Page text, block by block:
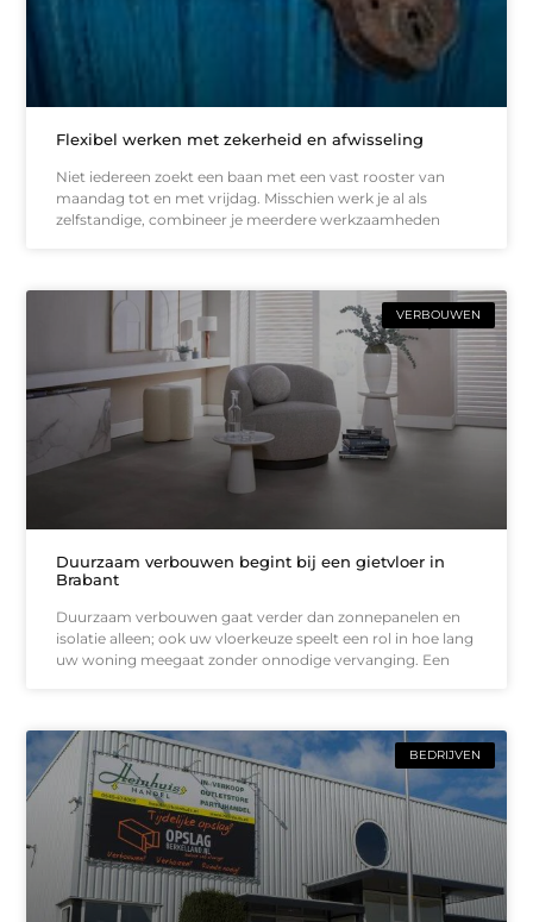
Flexibel werken met zekerheid en afwisseling
Niet iedereen zoekt een baan met een vast rooster van
maandag tot en met vrijdag. Misschien werk je al als
zelfstandige, combineer je meerdere werkzaamheden
VERBOUWEN
Duurzaam verbouwen begint bij een gietvloer in
Brabant
Duurzaam verbouwen gaat verder dan zonnepanelen en
isolatie alleen; ook uw vloerkeuze speelt een rol in hoe lang
uw woning meegaat zonder onnodige vervanging. Een
BEDRIJVEN